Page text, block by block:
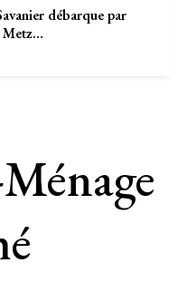
débarque par
Metz…